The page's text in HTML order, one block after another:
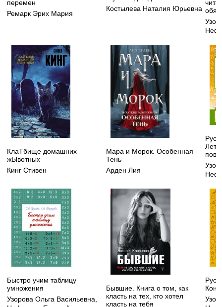
перемен
Ремарк Эрих Мария
Костылева Наталия Юрьевна
КлаТбище домашних
жЫвотных
Кинг Стивен
Мара и Морок. Особенная
Тень
Арден Лия
Быстро учим таблицу
умножения
Узорова Ольга Васильевна
Бывшие. Книга о том, как
класть на тех, кто хотел
класть на тебя